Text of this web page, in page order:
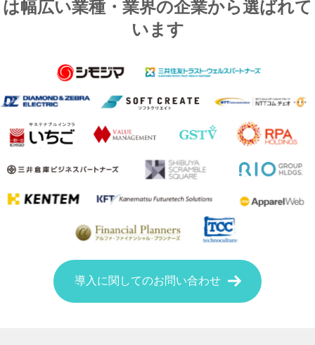
は幅広い業種・業界の企業から選ばれて
います
導入に関してのお問い合わせ